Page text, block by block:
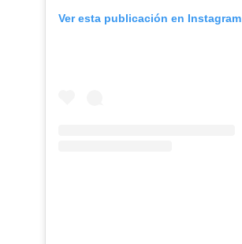
Ver esta publicación en Instagram